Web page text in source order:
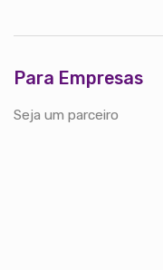
Para Empresas
Seja um parceiro